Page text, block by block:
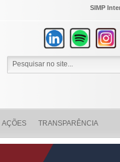
SIMP
AÇÕES TRANSPARÊNCIA